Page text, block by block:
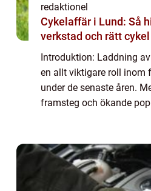
redaktionel
Cykelaffär i Lund: Så
verkstad och rätt cykel
Introduktion: Laddning
en allt viktigare roll inom
under de senaste åren.
framsteg och ökande